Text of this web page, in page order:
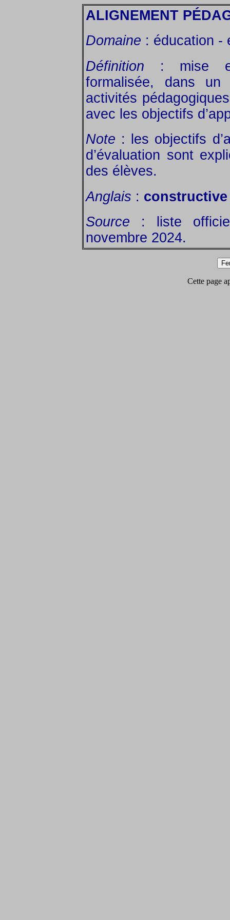
ALIGNEMENT
Domaine : éducation -
Définition : mise
formalisée, dans
activités
avec les objectifs
Note : les objectifs
d’évaluation sont
des élèves.
Anglais :
Source : liste
novembre 2024.
Cette page